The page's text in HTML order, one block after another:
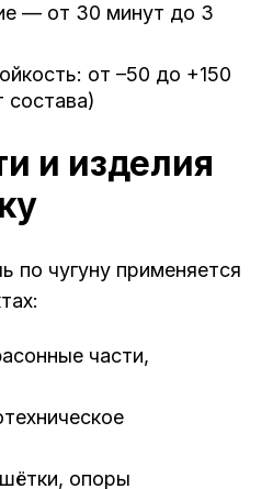
— от 30 минут до 3
от –50 до +150
состава)
и изделия
по чугуну применяется
части,
опоры